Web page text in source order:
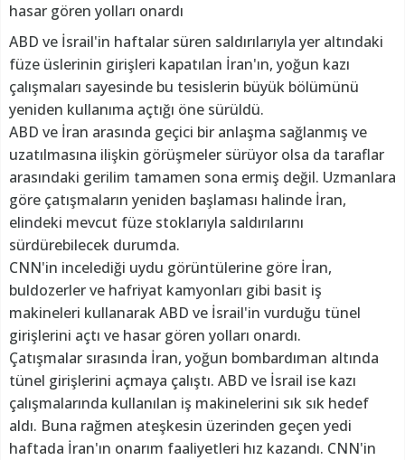
hasar gören yolları onardı
ABD ve İsrail'in haftalar süren saldırılarıyla yer altındaki
füze üslerinin girişleri kapatılan İran'ın, yoğun kazı
çalışmaları sayesinde bu tesislerin büyük bölümünü
yeniden kullanıma açtığı öne sürüldü.
ABD ve İran arasında geçici bir anlaşma sağlanmış ve
uzatılmasına ilişkin görüşmeler sürüyor olsa da taraflar
arasındaki gerilim tamamen sona ermiş değil. Uzmanlara
göre çatışmaların yeniden başlaması halinde İran,
elindeki mevcut füze stoklarıyla saldırılarını
sürdürebilecek durumda.
CNN'in incelediği uydu görüntülerine göre İran,
buldozerler ve hafriyat kamyonları gibi basit iş
makineleri kullanarak ABD ve İsrail'in vurduğu tünel
girişlerini açtı ve hasar gören yolları onardı.
Çatışmalar sırasında İran, yoğun bombardıman altında
tünel girişlerini açmaya çalıştı. ABD ve İsrail ise kazı
çalışmalarında kullanılan iş makinelerini sık sık hedef
aldı. Buna rağmen ateşkesin üzerinden geçen yedi
haftada İran'ın onarım faaliyetleri hız kazandı. CNN'in